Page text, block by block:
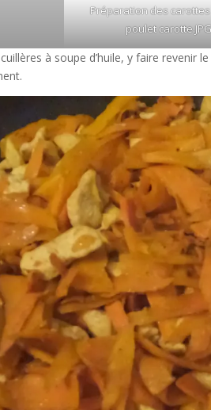
Préparation des
poulet carotte.JPG
à soupe d’huile, y faire revenir